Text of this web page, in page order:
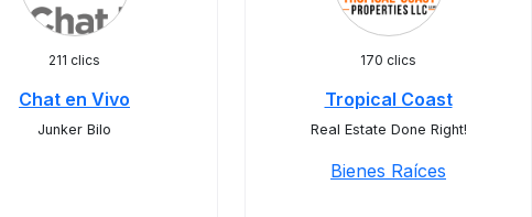
211 clics
Chat en Vivo
Junker Bilo
170 clics
Tropical Coast
Real Estate Done Right!
Bienes Raíces